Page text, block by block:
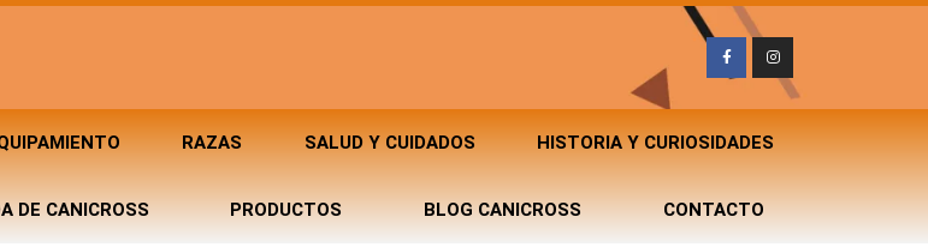
RAZAS SALUD Y CUIDADOS HISTORIA Y CURIOSIDADES
DE CANICROSS PRODUCTOS BLOG CANICROSS CONTACTO